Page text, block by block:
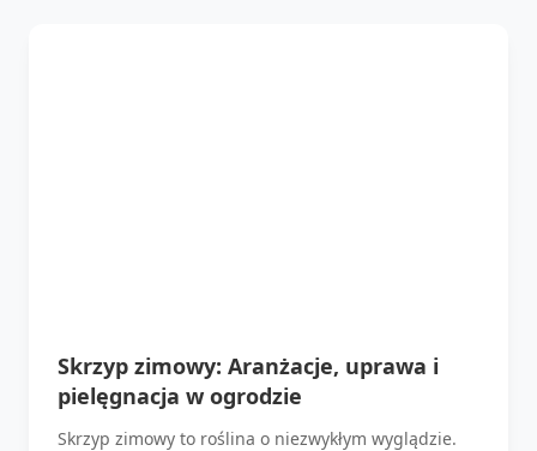
Skrzyp zimowy: Aranżacje, uprawa i
pielęgnacja w ogrodzie
Skrzyp zimowy to roślina o niezwykłym wyglądzie.